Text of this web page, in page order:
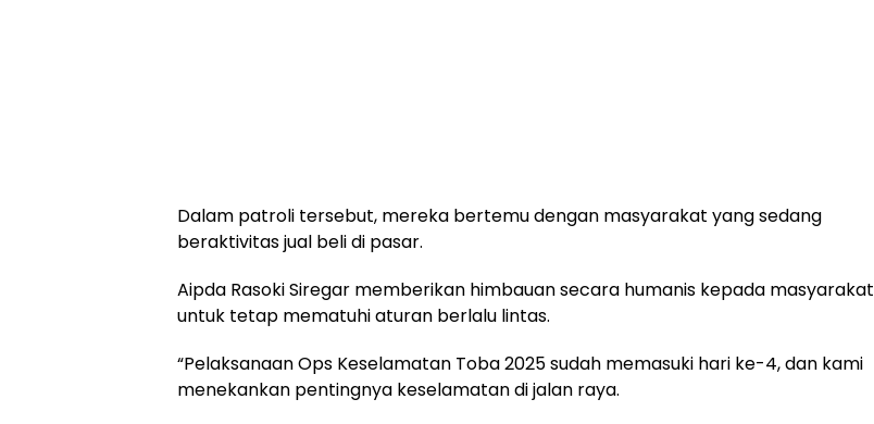
Dalam patroli tersebut, mereka bertemu dengan masyarakat yang sedang
beraktivitas jual beli di pasar.
Aipda Rasoki Siregar memberikan himbauan secara humanis kepada masyarakat
untuk tetap mematuhi aturan berlalu lintas.
“Pelaksanaan Ops Keselamatan Toba 2025 sudah memasuki hari ke-4, dan kami
menekankan pentingnya keselamatan di jalan raya.